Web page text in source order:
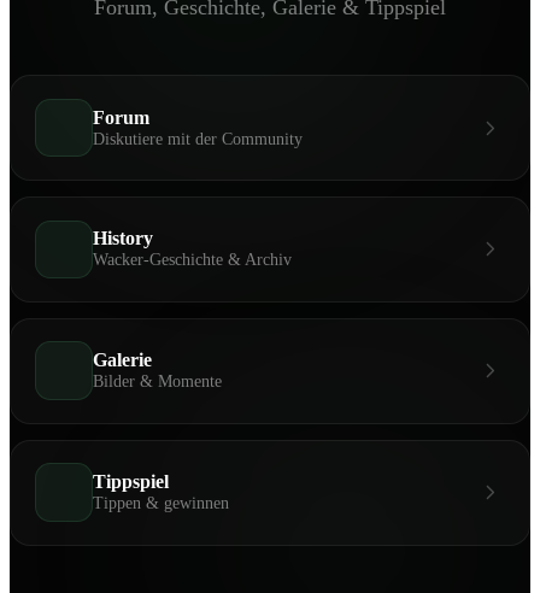
Forum, Geschichte, Galerie & Tippspiel
Forum
Diskutiere mit der Community
History
Wacker-Geschichte & Archiv
Galerie
Bilder & Momente
Tippspiel
Tippen & gewinnen